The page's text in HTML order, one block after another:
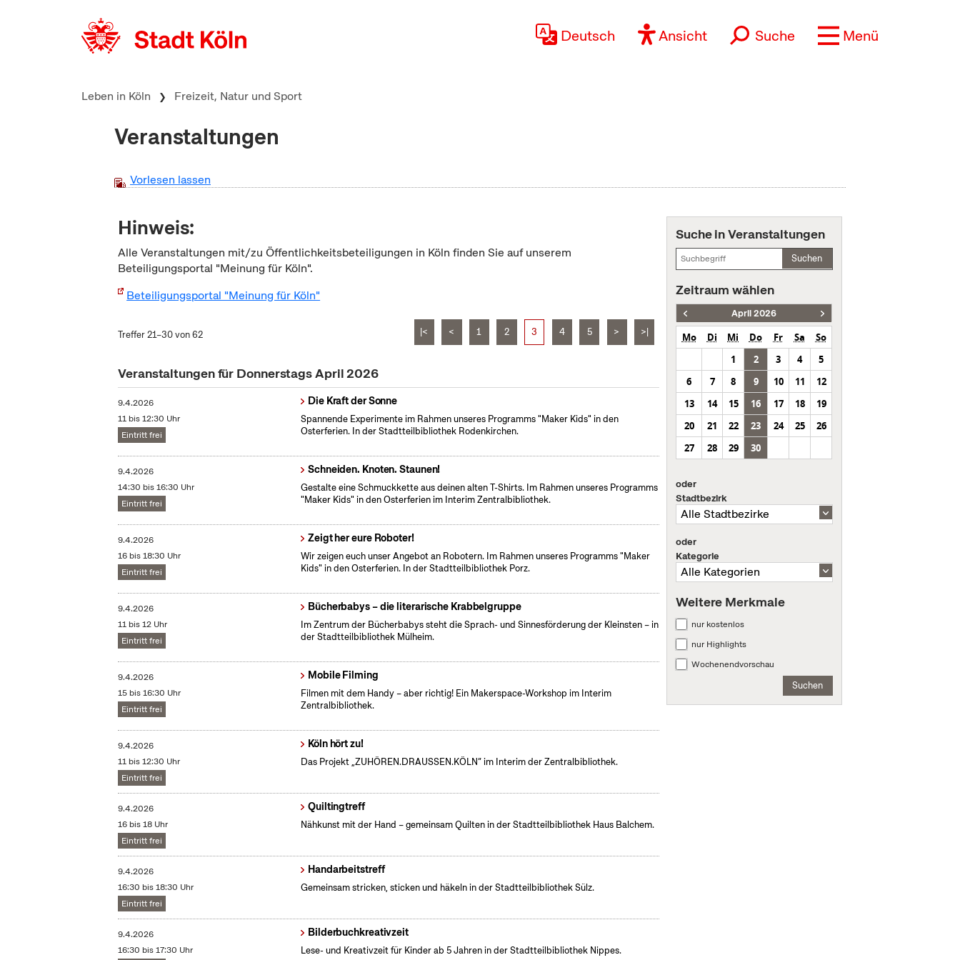
Deutsch Ansicht Suche Menü
Leben in Köln Freizeit, Natur und Sport
Veranstaltungen
Vorlesen lassen
Hinweis:
Alle Veranstaltungen mit/zu Öffentlichkeitsbeteiligungen in Köln finden Sie auf unserem
Beteiligungsportal "Meinung für Köln".
Beteiligungsportal "Meinung für Köln"
Treffer 21–30 von 62 |< < 1 2 3 4 5 > >|
Veranstaltungen für Donnerstags April 2026
9.4.2026
11 bis 12:30 Uhr
Eintritt frei
Die Kraft der Sonne
Spannende Experimente im Rahmen unseres Programms "Maker Kids" in den
Osterferien. In der Stadtteilbibliothek Rodenkirchen.
9.4.2026
14:30 bis 16:30 Uhr
Eintritt frei
Schneiden. Knoten. Staunen!
Gestalte eine Schmuckkette aus deinen alten T-Shirts. Im Rahmen unseres Programms
"Maker Kids" in den Osterferien im Interim Zentralbibliothek.
9.4.2026
16 bis 18:30 Uhr
Eintritt frei
Zeigt her eure Roboter!
Wir zeigen euch unser Angebot an Robotern. Im Rahmen unseres Programms "Maker
Kids" in den Osterferien. In der Stadtteilbibliothek Porz.
9.4.2026
11 bis 12 Uhr
Eintritt frei
Bücherbabys – die literarische Krabbelgruppe
Im Zentrum der Bücherbabys steht die Sprach- und Sinnesförderung der Kleinsten – in
der Stadtteilbibliothek Mülheim.
9.4.2026
15 bis 16:30 Uhr
Eintritt frei
Mobile Filming
Filmen mit dem Handy – aber richtig! Ein Makerspace-Workshop im Interim
Zentralbibliothek.
9.4.2026
11 bis 12:30 Uhr
Eintritt frei
Köln hört zu!
Das Projekt „ZUHÖREN.DRAUSSEN.KÖLN“ im Interim der Zentralbibliothek.
9.4.2026
16 bis 18 Uhr
Eintritt frei
Quiltingtreff
Nähkunst mit der Hand – gemeinsam Quilten in der Stadtteilbibliothek Haus Balchem.
9.4.2026
16:30 bis 18:30 Uhr
Eintritt frei
Handarbeitstreff
Gemeinsam stricken, sticken und häkeln in der Stadtteilbibliothek Sülz.
9.4.2026
16:30 bis 17:30 Uhr
Bilderbuchkreativzeit
Lese- und Kreativzeit für Kinder ab 5 Jahren in der Stadtteilbibliothek Nippes.
Suche in Veranstaltungen
Suchen
Zeitraum wählen
April 2026
Mo Di Mi Do Fr Sa
So
1
2 3 4
5
6
7 8 9 10 11
12
13
14 15 16 17 18
19
20
21 22 23 24 25
26
27
28 29 30
oder
Stadtbezirk
oder
Kategorie
Weitere Merkmale
nur kostenlos
nur Highlights
Wochenendvorschau
Suchen